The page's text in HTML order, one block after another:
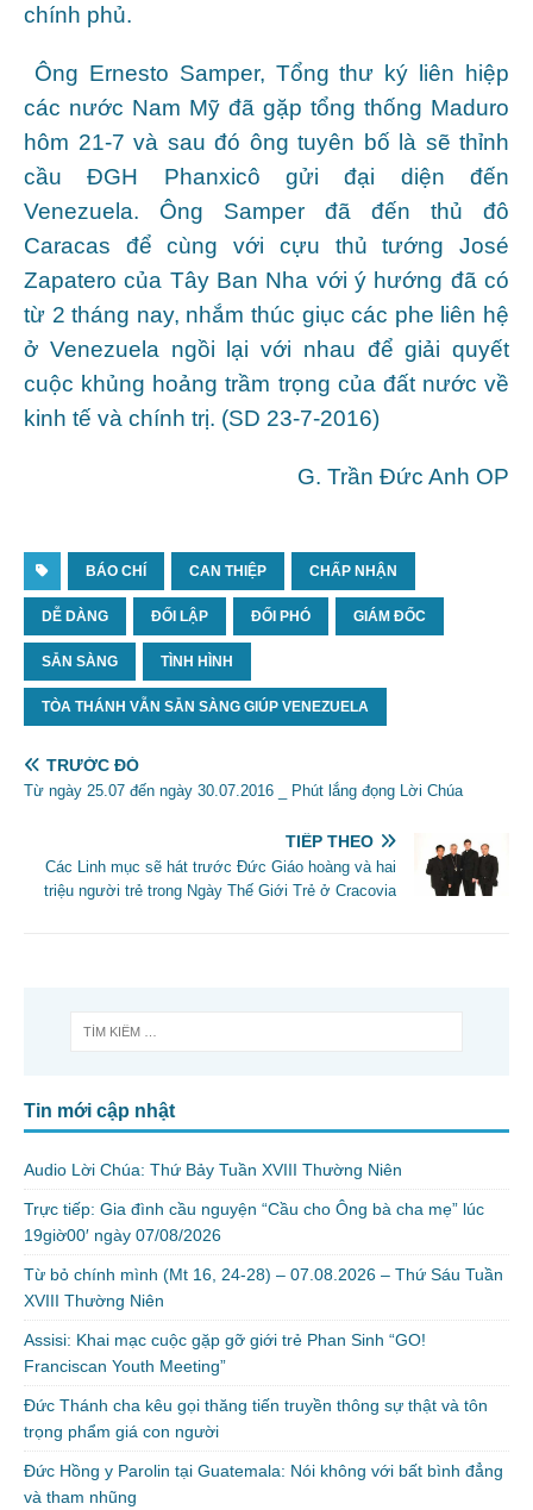
chính phủ.
Ông Ernesto Samper, Tổng thư ký liên hiệp
các nước Nam Mỹ đã gặp tổng thống Maduro
hôm 21-7 và sau đó ông tuyên bố là sẽ thỉnh
cầu ĐGH Phanxicô gửi đại diện đến
Venezuela. Ông Samper đã đến thủ đô
Caracas để cùng với cựu thủ tướng José
Zapatero của Tây Ban Nha với ý hướng đã có
từ 2 tháng nay, nhắm thúc giục các phe liên hệ
ở Venezuela ngồi lại với nhau để giải quyết
cuộc khủng hoảng trầm trọng của đất nước về
kinh tế và chính trị. (SD 23-7-2016)
G. Trần Đức Anh OP
BÁO CHÍ CAN THIỆP CHẤP NHẬN
DỄ DÀNG ĐỐI LẬP ĐỐI PHÓ GIÁM ĐỐC
SẴN SÀNG TÌNH HÌNH
TÒA THÁNH VẪN SẴN SÀNG GIÚP VENEZUELA
TRƯỚC ĐÓ
Từ ngày 25.07 đến ngày 30.07.2016 _ Phút lắng đọng Lời Chúa
TIẾP THEO
Các Linh mục sẽ hát trước Đức Giáo hoàng và hai
triệu người trẻ trong Ngày Thế Giới Trẻ ở Cracovia
Tin mới cập nhật
Audio Lời Chúa: Thứ Bảy Tuần XVIII Thường Niên
Trực tiếp: Gia đình cầu nguyện “Cầu cho Ông bà cha mẹ” lúc
19giờ00′ ngày 07/08/2026
Từ bỏ chính mình (Mt 16, 24-28) – 07.08.2026 – Thứ Sáu Tuần
XVIII Thường Niên
Assisi: Khai mạc cuộc gặp gỡ giới trẻ Phan Sinh “GO!
Franciscan Youth Meeting”
Đức Thánh cha kêu gọi thăng tiến truyền thông sự thật và tôn
trọng phẩm giá con người
Đức Hồng y Parolin tại Guatemala: Nói không với bất bình đẳng
và tham nhũng